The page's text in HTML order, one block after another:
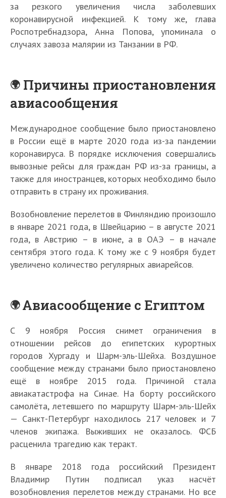
за резкого увеличения числа заболевших
коронавирусной инфекцией. К тому же, глава
Роспотребнадзора, Анна Попова, упоминала о
случаях завоза малярии из Танзании в РФ.
Причины приостановления
авиасообщения
Международное сообщение было приостановлено
в России ещё в марте 2020 года из-за пандемии
коронавируса. В порядке исключения совершались
вывозные рейсы для граждан РФ из-за границы, а
также для иностранцев, которых необходимо было
отправить в страну их проживания.
Возобновление перелетов в Финляндию произошло
в январе 2021 года, в Швейцарию – в августе 2021
года, в Австрию – в июне, а в ОАЭ – в начале
сентября этого года. К тому же с 9 ноября будет
увеличено количество регулярных авиарейсов.
Авиасообщение с Египтом
С 9 ноября Россия снимет ограничения в
отношении рейсов до египетских курортных
городов Хургаду и Шарм-эль-Шейха. Воздушное
сообщение между странами было приостановлено
ещё в ноябре 2015 года. Причиной стала
авиакатастрофа на Синае. На борту российского
самолёта, летевшего по маршруту Шарм-эль-Шейх
— Санкт-Петербург находилось 217 человек и 7
членов экипажа. Выживших не оказалось. ФСБ
расценила трагедию как теракт.
В январе 2018 года российский Президент
Владимир Путин подписал указ насчёт
возобновления перелетов между странами. Но все